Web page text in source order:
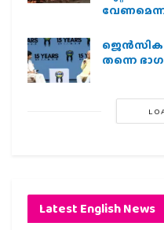
തന്നെ
Latest English News